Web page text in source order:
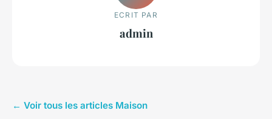
ECRIT PAR
admin
← Voir tous les articles Maison